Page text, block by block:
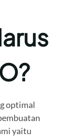
optimal
yaitu